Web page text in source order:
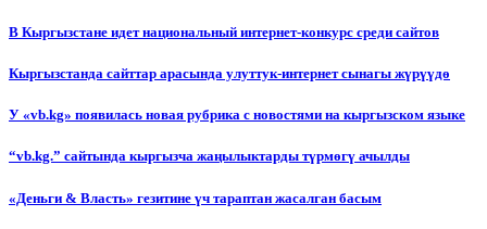
В Кыргызстане идет национальный интернет-конкурс среди сайтов
Кыргызстанда сайттар арасында улуттук-интернет сынагы жүрүүдө
У «vb.kg» появилась новая рубрика с новостями на кыргызском языке
“vb.kg.” сайтында кыргызча жаңылыктарды түрмөгү ачылды
«Деньги & Власть» гезитине үч тараптан жасалган басым